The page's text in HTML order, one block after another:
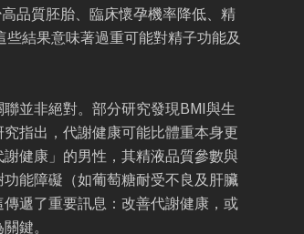
品質胚胎、臨床懷孕機率降低、精
結果意味著過重可能對精子功能及
並非絕對。部分研究發現BMI與生
指出，代謝健康可能比體重本身更
健康」的男性，其精液品質參數與
能障礙（如葡萄糖耐受不良及肝臟
遞了重要訊息：改善代謝健康，或
鍵。